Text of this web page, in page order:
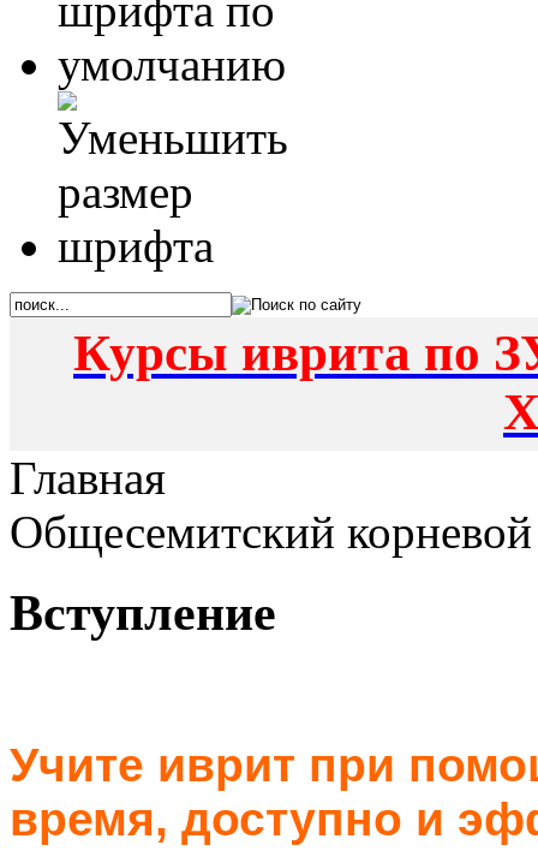
Курсы иврита по
Главная
Общесемитский корневой
Вступление
Учите иврит при
время, доступно и